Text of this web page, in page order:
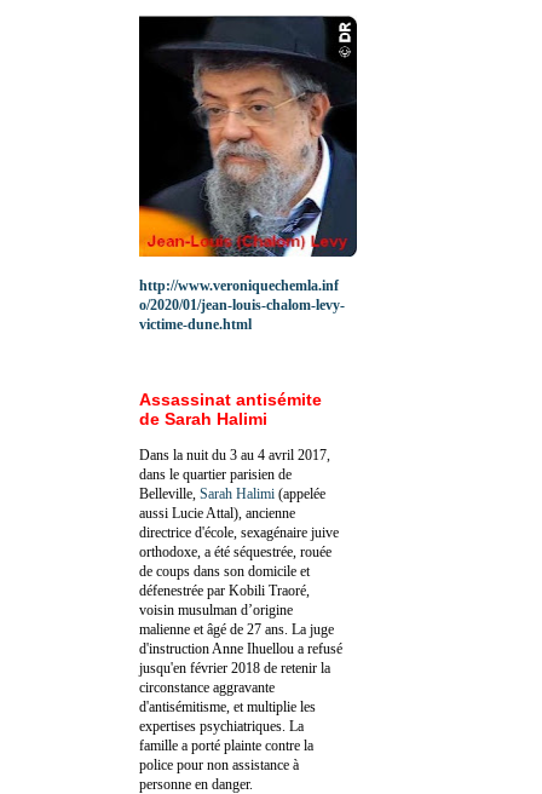
http://www.veroniquechemla.inf
o/2020/01/jean-louis-chalom-levy-
victime-dune.html
Assassinat antisémite
de Sarah Halimi
Dans la nuit du 3 au 4 avril 2017,
dans le quartier parisien de
Belleville, Sarah Halimi (appelée
aussi Lucie Attal), ancienne
directrice d'école, sexagénaire juive
orthodoxe, a été séquestrée, rouée
de coups dans son domicile et
défenestrée par Kobili Traoré,
voisin musulman d’origine
malienne et âgé de 27 ans. La juge
d'instruction Anne Ihuellou a refusé
jusqu'en février 2018 de retenir la
circonstance aggravante
d'antisémitisme, et multiplie les
expertises psychiatriques. La
famille a porté plainte contre la
police pour non assistance à
personne en danger.